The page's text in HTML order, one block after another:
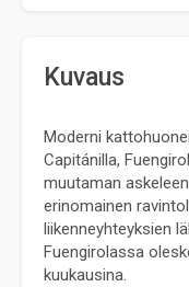
Kuvaus
Moderni
Capitánilla,
muutaman
erinomainen
liikenneyhteyksien
Fuengirolassa
kuukausina.